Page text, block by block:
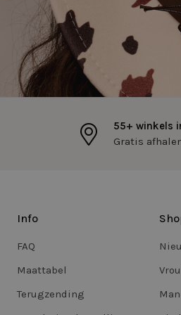
55+ winkels
Gratis
Info
FAQ
Maattabel
Terugzending
www.twiceasnice.com
www.twiceasnice.com
Google
Storage declaration
Naam
_vwo_865194_config
tt_appInfo
Google Privacy Policy